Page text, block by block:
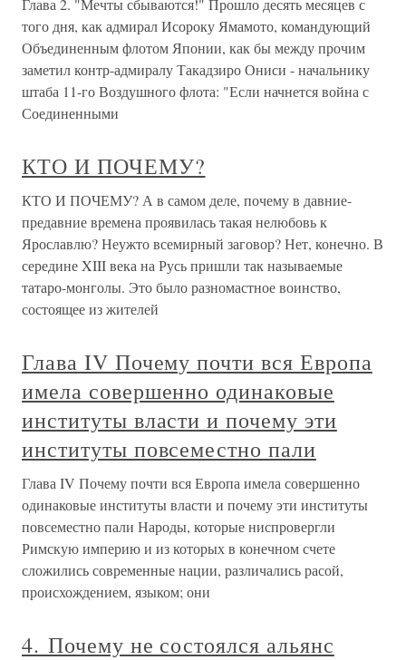
Глава 2. "Мечты сбываются!" Прошло десять месяцев с
того дня, как адмирал Исороку Ямамото, командующий
Объединенным флотом Японии, как бы между прочим
заметил контр-адмиралу Такадзиро Ониси - начальнику
штаба 11-го Воздушного флота: "Если начнется война с
Соединенными
КТО И ПОЧЕМУ?
КТО И ПОЧЕМУ? А в самом деле, почему в давние-
предавние времена проявилась такая нелюбовь к
Ярославлю? Неужто всемирный заговор? Нет, конечно. В
середине XIII века на Русь пришли так называемые
татаро-монголы. Это было разномастное воинство,
состоящее из жителей
Глава IV Почему почти вся Европа
имела совершенно одинаковые
институты власти и почему эти
институты повсеместно пали
Глава IV Почему почти вся Европа имела совершенно
одинаковые институты власти и почему эти институты
повсеместно пали Народы, которые ниспровергли
Римскую империю и из которых в конечном счете
сложились современные нации, различались расой,
происхождением, языком; они
4. Почему не состоялся альянс